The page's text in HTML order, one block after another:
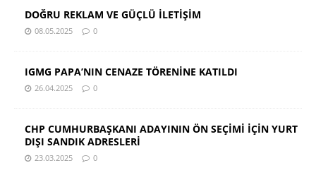
DOĞRU REKLAM VE GÜÇLÜ İLETİŞİM
08.05.2025 0
IGMG PAPA’NIN CENAZE TÖRENİNE KATILDI
26.04.2025 0
CHP CUMHURBAŞKANI ADAYININ ÖN SEÇİMİ İÇİN YURT
DIŞI SANDIK ADRESLERİ
23.03.2025 0